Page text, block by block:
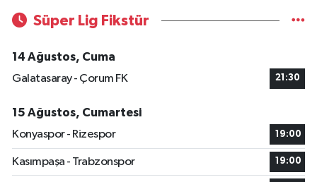
Süper Lig Fikstür
14 Ağustos, Cuma
Galatasaray - Çorum FK
21:30
15 Ağustos, Cumartesi
Konyaspor - Rizespor
19:00
Kasımpaşa - Trabzonspor 19:00